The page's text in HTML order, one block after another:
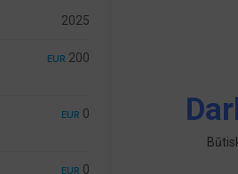
2025
EUR 200
EUR 0
EUR 0